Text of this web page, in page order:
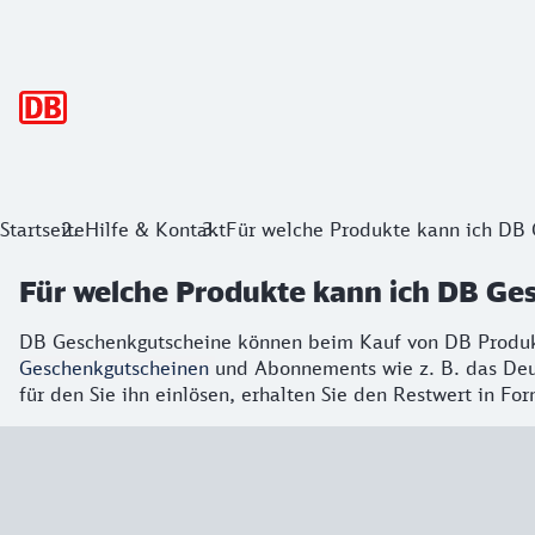
StartseiteHilfe & KontaktFür welche Produkte kann ich DB
Für welche Produkte kann ich DB
DB Geschenkgutscheine können beim Kauf von DB
Geschenkgutscheinen und Abonnements wie z. B. das
für den Sie ihn einlösen, erhalten Sie den Restwert in